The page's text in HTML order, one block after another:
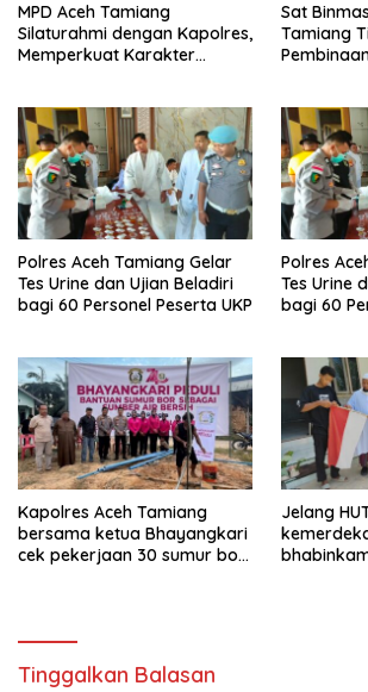
MPD Aceh Tamiang
Silaturahmi dengan Kapolres,
Memperkuat Karakter
Sat
Tamiang
Polres Aceh Tamiang Gelar
Tes Urine dan Ujian Beladiri
bagi 60 Personel Peserta UKP
Polres
Tes Urine
bagi 60
Kapolres Aceh Tamiang
bersama ketua Bhayangkari
cek pekerjaan 30 sumur bor
Jelang
Tinggalkan Balasan